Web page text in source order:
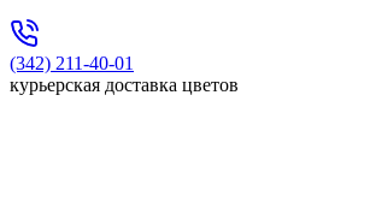
(342) 211-40-01
курьерская доставка цветов